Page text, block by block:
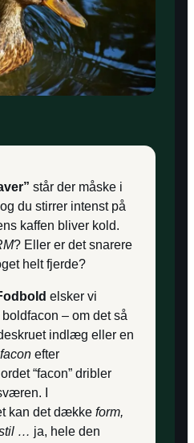
står der måske i
du stirrer intenst på
kaffen bliver kold.
? Eller er det snarere
helt fjerde?
elsker vi
– om det så
indlæg eller en
efter
“facon” dribler
I
kan det dække form,
… ja, hele den